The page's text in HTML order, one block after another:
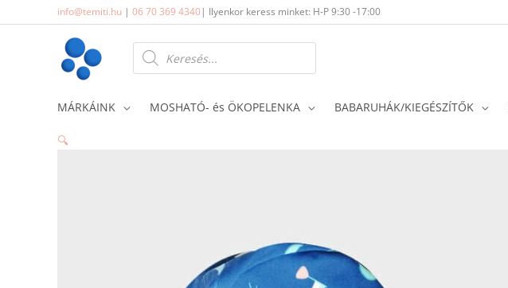
to
info@temiti.hu | 06 70 369 4340| Ilyenkor keress minket: H-P 9:30 -17:00
Products
search
MÁRKÁINK MOSHATÓ- és ÖKOPELENKA BABARUHÁK/KIEGÉSZÍTŐK
🔍